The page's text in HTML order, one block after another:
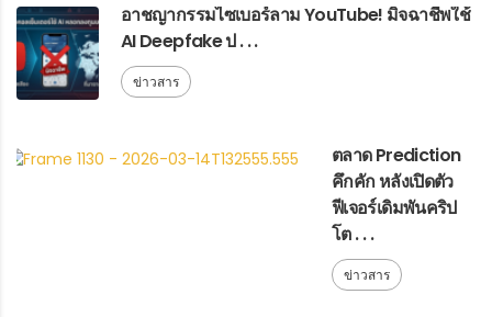
อาชญากรรมไซเบอร์ลาม YouTube! มิจฉาชีพใช้
AI Deepfake ป . . .
ข่าวสาร
ตลาด Prediction
คึกคัก หลังเปิดตัว
ฟีเจอร์เดิมพันคริป
โต . . .
ข่าวสาร